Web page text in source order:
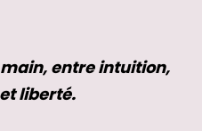
entre intuition,
liberté.